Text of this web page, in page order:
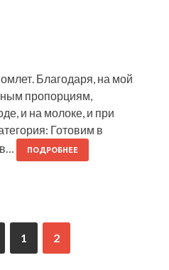
Благодаря, на мой
пропорциям,
и на молоке, и при
Готовим в
ПОДРОБНЕЕ
1 2